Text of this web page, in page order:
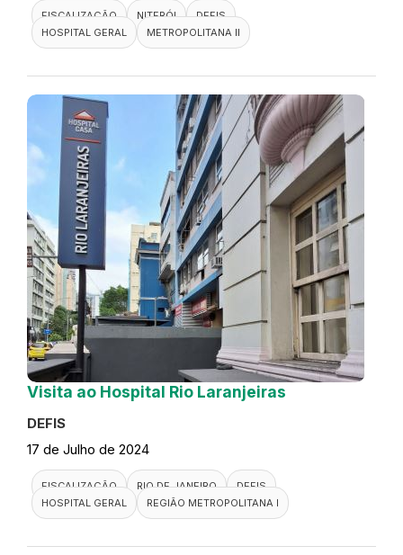
FISCALIZAÇÃO NITERÓI
DEFIS
HOSPITAL GERAL
METROPOLITANA II
Visita ao Hospital Rio Laranjeiras
DEFIS
17 de Julho de 2024
FISCALIZAÇÃO RIO DE JANEIRO
DEFIS
HOSPITAL GERAL
REGIÃO METROPOLITANA I